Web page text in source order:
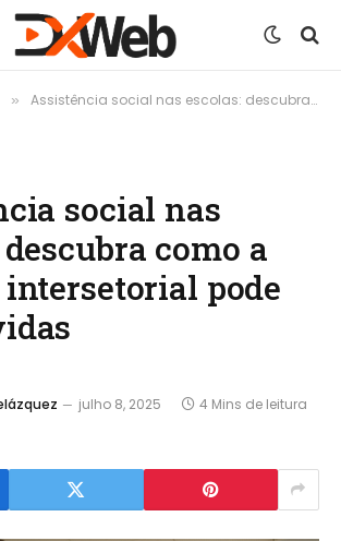
» Assistência social nas escolas: descubra como a atuação intersetorial pode mudar vidas
social nas
como a
pode
julho 8, 2025 4 Mins de leitura